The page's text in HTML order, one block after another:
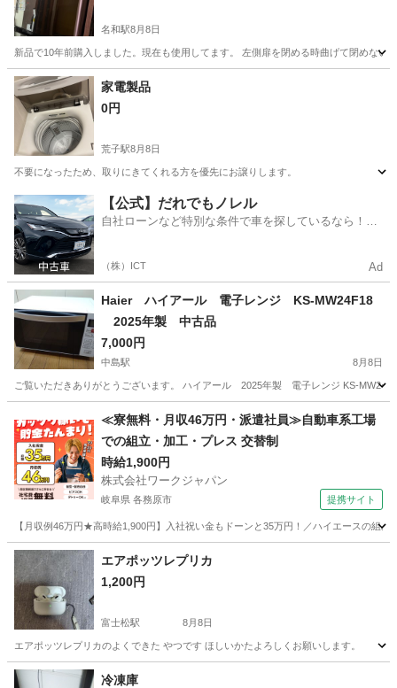
名和駅8月8日
新品で10年前購入しました。現在も使用してます。 左側扉を閉める時曲げて閉めな
愛知 東海市 名和駅
家電製品
0円
荒子駅8月8日
不要になったため、取りにきてくれる方を優先にお譲りします。
愛知 名古屋市 荒子駅 家電
【公式】だれでもノレル
自社ローンなど特別な条件で車を探しているなら！金
（株）ICT Ad
Haier ハイアール 電子レンジ KS-MW24F18
2025年製 中古品
7,000円
中島駅 8月8日
ご覧いただきありがとうございます。 ハイアール 2025年製 電子レンジ KS-
中島駅 キッチン家電
≪寮無料・月収46万円・派遣社員≫自動車系工場
での組立・加工・プレス 交替制
時給1,900円
株式会社ワークジャパン
岐阜県 各務原市 提携サイト
【月収例46万円★高時給1,900円】入社祝い金もドーンと35万円！／ハイエースの組
岐阜 各務原市 その他
エアポッツレプリカ
1,200円
富士松駅 8月8日
エアポッツレプリカのよくできた やつです ほしいかたよろしくお願いします。
愛知 刈谷市 富士松駅
冷凍庫